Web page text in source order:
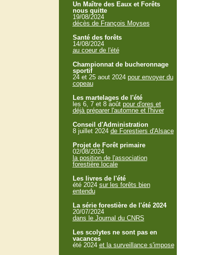
Un Maître des Eaux et Forêts
nous quitte
19/08/2024
décès de François Moyses
Santé des forêts
14/08/2024
au coeur de l'été
Championnat de bucheronnage
sportif
24 et 25 aout 2024 pour envoyer du
copeau
Les martelages de l'été
les 6, 7 et 8 août pour d'ores et
déjà préparer l'automne et l'hiver
Conseil d'Administration
8 juillet 2024 de Forestiers d'Alsace
Projet de Forêt primaire
02/08/2024
la position de l'association
forestière locale
Les livres de l'été
été 2024 sur les forêts bien
entendu
La série forestière de l'été 2024
20/07/2024
dans le Journal du CNRS
Les scolytes ne sont pas en
vacances
été 2024 et la surveillance s'impose